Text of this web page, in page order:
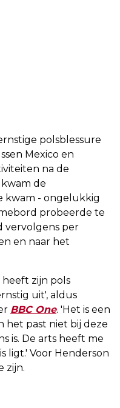
polsblessure
Mexico en
na de
de
kwam - ongelukkig
probeerde te
vervolgens per
en naar het
zijn pols
uit', aldus
BBC One. 'Het is een
het past niet bij deze
is. De arts heeft me
ligt.' Voor Henderson
zijn.